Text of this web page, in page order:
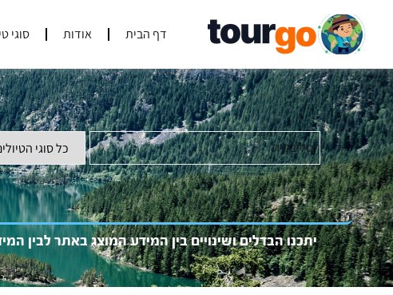
דף הבית אודות סוגי
סלובקיה
יתכנו הבדלים ושינויים בין המידע המוצג באתר לבין